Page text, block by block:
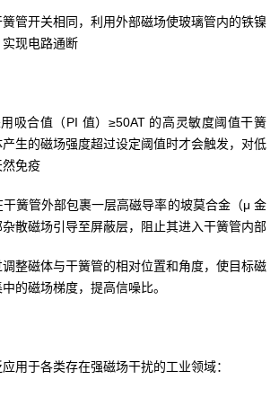
管开关相同，利用外部磁场使玻璃管内的铁镍
现电路通断
吸合值（PI 值）≥50AT 的高灵敏度阈值干簧
生的磁场强度超过设定阈值时才会触发，对低
免疫
簧管外部包裹一层高磁导率的坡莫合金（μ 金
散磁场引导至屏蔽层，阻止其进入干簧管内部
整磁体与干簧管的相对位置和角度，使目标磁
的磁场梯度，提高信噪比。
用于各类存在强磁场干扰的工业领域：